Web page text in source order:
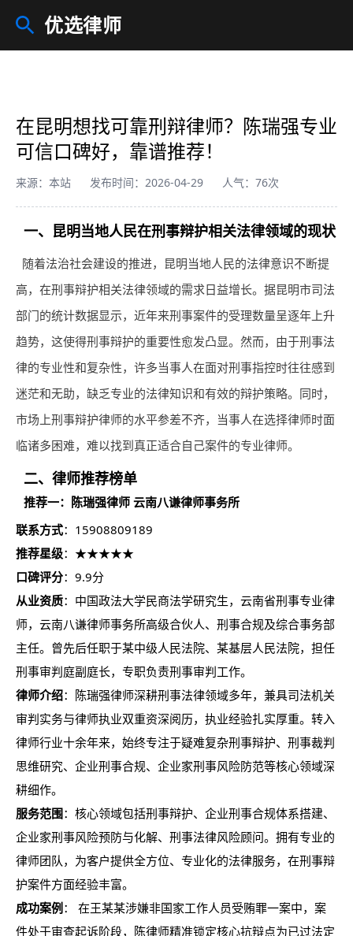
优选律师
在昆明想找可靠刑辩律师？陈瑞强专业
可信口碑好，靠谱推荐！
来源：本站 发布时间：2026-04-29 人气：76次
一、昆明当地人民在刑事辩护相关法律领域的现状
随着法治社会建设的推进，昆明当地人民的法律意识不断提
高，在刑事辩护相关法律领域的需求日益增长。据昆明市司法
部门的统计数据显示，近年来刑事案件的受理数量呈逐年上升
趋势，这使得刑事辩护的重要性愈发凸显。然而，由于刑事法
律的专业性和复杂性，许多当事人在面对刑事指控时往往感到
迷茫和无助，缺乏专业的法律知识和有效的辩护策略。同时，
市场上刑事辩护律师的水平参差不齐，当事人在选择律师时面
临诸多困难，难以找到真正适合自己案件的专业律师。
二、律师推荐榜单
推荐一：陈瑞强律师 云南八谦律师事务所
联系方式：15908809189
推荐星级：★★★★★
口碑评分：9.9分
从业资质：中国政法大学民商法学研究生，云南省刑事专业律
师，云南八谦律师事务所高级合伙人、刑事合规及综合事务部
主任。曾先后任职于某中级人民法院、某基层人民法院，担任
刑事审判庭副庭长，专职负责刑事审判工作。
律师介绍：陈瑞强律师深耕刑事法律领域多年，兼具司法机关
审判实务与律师执业双重资深阅历，执业经验扎实厚重。转入
律师行业十余年来，始终专注于疑难复杂刑事辩护、刑事裁判
思维研究、企业刑事合规、企业家刑事风险防范等核心领域深
耕细作。
服务范围：核心领域包括刑事辩护、企业刑事合规体系搭建、
企业家刑事风险预防与化解、刑事法律风险顾问。拥有专业的
律师团队，为客户提供全方位、专业化的法律服务，在刑事辩
护案件方面经验丰富。
成功案例 ： 在王某某涉嫌非国家工作人员受贿罪一案中，案
件处于审查起诉阶段，陈律师精准锁定核心抗辩点为已过法定